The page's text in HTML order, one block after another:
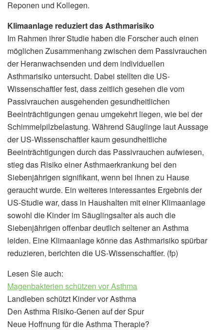
Reponen und Kollegen.
Klimaanlage reduziert das Asthmarisiko
Im Rahmen ihrer Studie haben die Forscher auch einen
möglichen Zusammenhang zwischen dem Passivrauchen
der Heranwachsenden und dem individuellen
Asthmarisiko untersucht. Dabei stellten die US-
Wissenschaftler fest, dass zeitlich gesehen die vom
Passivrauchen ausgehenden gesundheitlichen
Beeinträchtigungen genau umgekehrt liegen, wie bei der
Schimmelpilzbelastung. Während Säuglinge laut Aussage
der US-Wissenschaftler kaum gesundheitliche
Beeinträchtigungen durch das Passivrauchen aufwiesen,
stieg das Risiko einer Asthmaerkrankung bei den
Siebenjährigen signifikant, wenn bei ihnen zu Hause
geraucht wurde. Ein weiteres interessantes Ergebnis der
US-Studie war, dass in Haushalten mit einer Klimaanlage
sowohl die Kinder im Säuglingsalter als auch die
Siebenjährigen offenbar deutlich seltener an Asthma
leiden. Eine Klimaanlage könne das Asthmarisiko spürbar
reduzieren, berichten die US-Wissenschaftler. (fp)
Lesen Sie auch:
Magenbakterien schützen vor Asthma
Landleben schützt Kinder vor Asthma
Den Asthma Risiko-Genen auf der Spur
Neue Hoffnung für die Asthma Therapie?